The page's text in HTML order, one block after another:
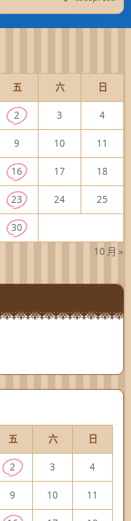
五 六 日
10 月 »
2 3 4
9 10 11
16 17 18
23 24 25
30
五 六 日
2 3 4
9 10 11